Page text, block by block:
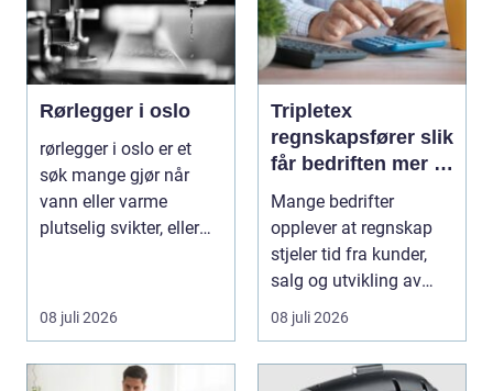
Rørlegger i oslo
rørlegger i oslo er et
søk mange gjør når
vann eller varme
plutselig svikter, eller
08 juli 2026
Tripletex
regnskapsfører slik
får bedriften mer ut
av regnskapet
Mange bedrifter
opplever at regnskap
stjeler tid fra kunder,
salg og utvikling av
virksomheten. Samt...
08 juli 2026